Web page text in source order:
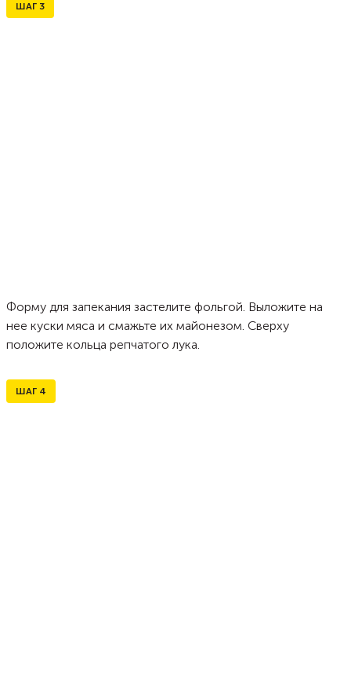
ШАГ 3
Форму для запекания застелите фольгой. Выложите на
нее куски мяса и смажьте их майонезом. Сверху
положите кольца репчатого лука.
ШАГ 4